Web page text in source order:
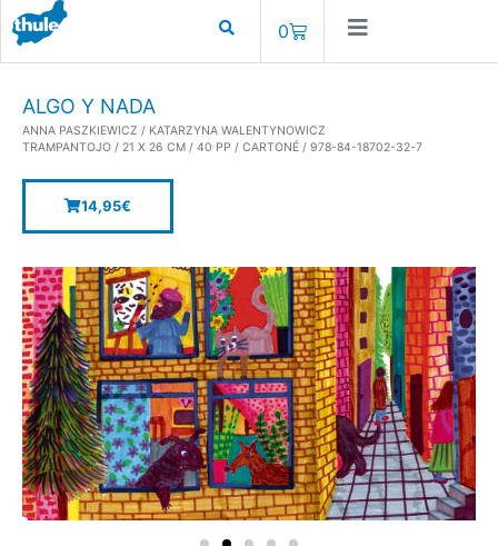
0
ALGO Y NADA
ANNA PASZKIEWICZ / KATARZYNA WALENTYNOWICZ
TRAMPANTOJO / 21 X 26 CM / 40 PP / CARTONÉ / 978-84-18702-32-7
14,95€